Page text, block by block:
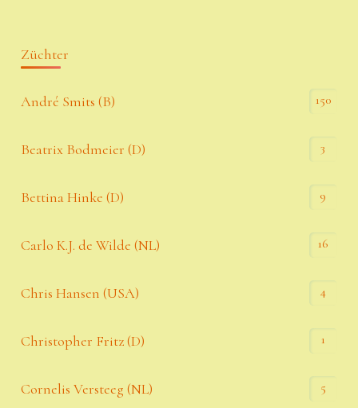
Züchter
André Smits (B) 150
Beatrix Bodmeier (D) 3
Bettina Hinke (D) 9
Carlo K.J. de Wilde (NL) 16
Chris Hansen (USA) 4
Christopher Fritz (D) 1
Cornelis Versteeg (NL) 5